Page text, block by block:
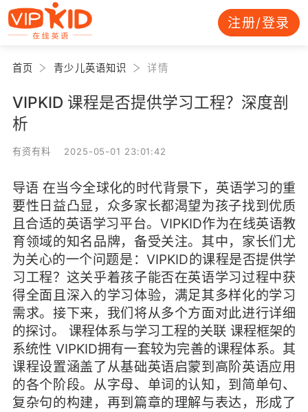
注册/登录
首页 青少儿英语知识 详情
VIPKID 课程是否提供学习工程？深度剖
析
有资有料 2025-05-01 23:01:42
导语 在当今全球化的时代背景下，英语学习的重
要性日益凸显，众多家长都渴望为孩子找到优质
且合适的英语学习平台。VIPKID作为在线英语教
育领域的知名品牌，备受关注。其中，家长们尤
为关心的一个问题是：VIPKID的课程是否提供学
习工程？这关乎着孩子能否在英语学习过程中获
得全面且深入的学习体验，满足其多样化的学习
需求。接下来，我们将从多个方面对此进行详细
的探讨。 课程体系与学习工程的关联 课程框架的
系统性 VIPKID拥有一套较为完善的课程体系。其
课程设置涵盖了从基础英语启蒙到高阶英语应用
的各个阶段。从字母、单词的认知，到简单句、
复杂句的构建，再到篇章的理解与表达，形成了